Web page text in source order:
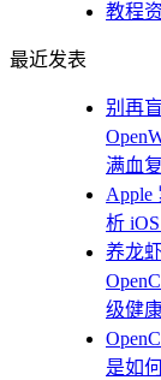
教程
最近发表
别再
满血
Apple
析
养龙
级健
是如